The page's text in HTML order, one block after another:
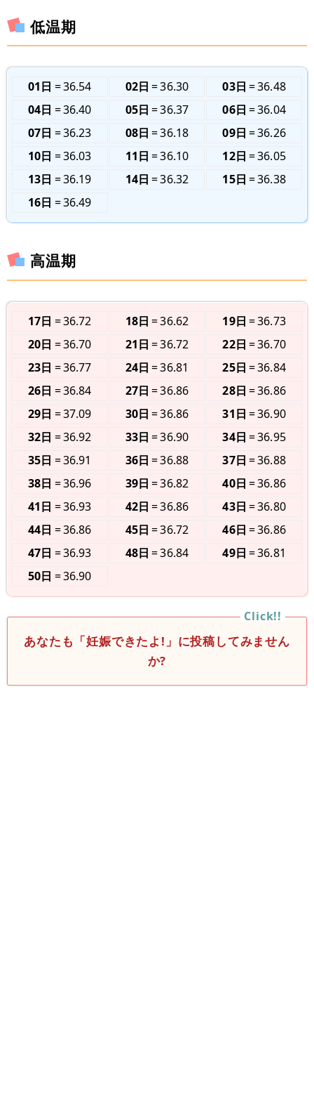
低温期
01日 36.54 02日 36.30 03日
36.48
04日
36.40 05日 36.37 06日
36.04
07日
36.23 08日 36.18 09日
36.26
10日
36.03 11日 36.10 12日
36.05
13日
36.19 14日 36.32 15日
36.38
16日
36.49
高温期
17日 36.72 18日 36.62 19日
36.73
20日
36.70 21日 36.72 22日
36.70
23日
36.77 24日 36.81 25日
36.84
26日
36.84 27日 36.86 28日
36.86
29日
37.09 30日 36.86 31日
36.90
32日
36.92 33日 36.90 34日
36.95
35日
36.91 36日 36.88 37日
36.88
38日
36.96 39日 36.82 40日
36.86
41日
36.93 42日 36.86 43日
36.80
44日
36.86 45日 36.72 46日
36.86
47日
36.93 48日 36.84 49日
36.81
50日
36.90
あなたも「妊娠できたよ!」に投稿してみません
か?